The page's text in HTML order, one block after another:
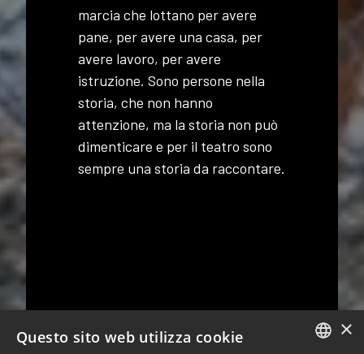
marcia che lottano per avere
pane, per avere una casa, per
avere lavoro, per avere
istruzione. Sono persone nella
storia, che non hanno
attenzione, ma la storia non può
dimenticare e per il teatro sono
sempre una storia da raccontare.
×
Questo sito web utilizza cookie